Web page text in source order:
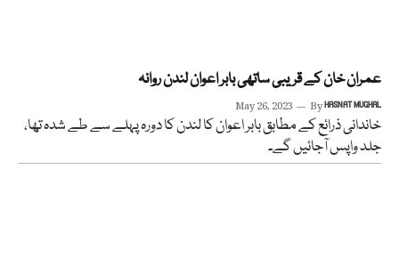
عمران خان کے قریبی ساتھی بابر اعوان لندن روانہ
May 26, 2023 ByHASNAT MUGHAL
خاندانی ذرائع کے مطابق بابر اعوان کا لندن کا دورہ پہلے سے طے شدہ تھا،
جلد واپس آجائیں گے۔